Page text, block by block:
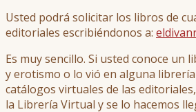
Usted podrá solicitar los libros de
editoriales escribiéndonos a:
Es muy sencillo. Si usted conoce un
y erotismo o lo vió en alguna
catálogos virtuales de las
la Librería Virtual y se lo hacemos